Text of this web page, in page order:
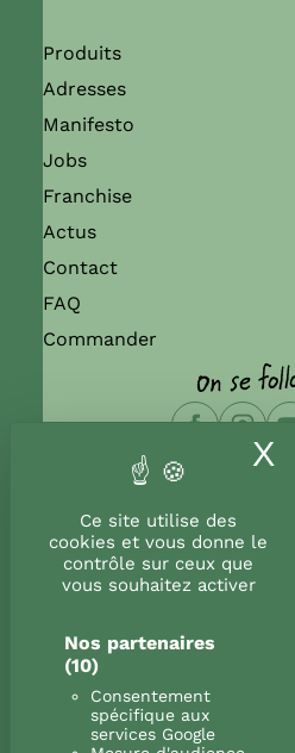
Ce site utilise des
cookies et vous donne le
contrôle sur ceux que
vous souhaitez activer
Nos partenaires
(10)
Consentement
spécifique aux
services Google
X
Produits
Adresses
Manifesto
Jobs
Franchise
Actus
Contact
FAQ
Commander
On se